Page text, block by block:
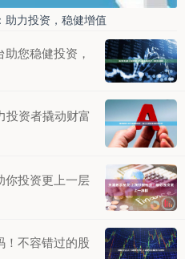
助力投资，稳健增值
您稳健投资，
投资者撬动财富
你投资更上一层
！不容错过的股